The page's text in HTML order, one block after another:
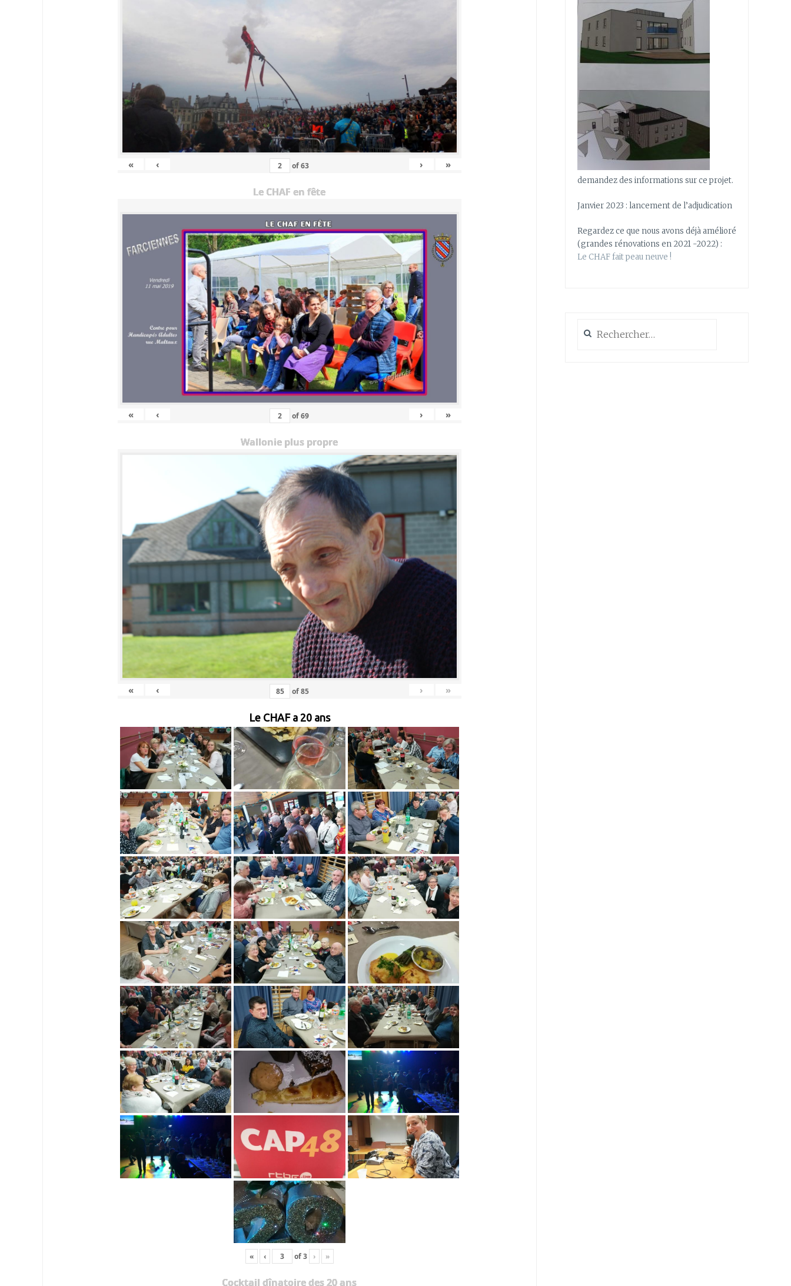
« ‹ of63 › »
Le CHAF en fête
« ‹ of69 › »
Wallonie plus propre
« ‹ of85 › »
Le CHAF a 20 ans
« ‹ of3 › »
Cocktail dînatoire des 20 ans
demandez des informations sur ce projet.
Janvier 2023 : lancement de l’adjudication
Regardez ce que nous avons déjà amélioré
(grandes rénovations en 2021 -2022) :
Le CHAF fait peau neuve !